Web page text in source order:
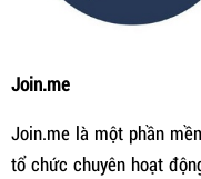
Join.me
Join.me là một phần
tổ chức chuyên hoạt